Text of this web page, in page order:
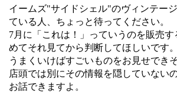
イームズ"サイドシェル"のヴィンテー
ている人、ちょっと待ってください。
7月に「これは！」っていうのを販売
めてそれ見てから判断してほしいです。
うまくいけばすごいものをお見せでき
店頭では別にその情報を隠していない
お話できますよ。